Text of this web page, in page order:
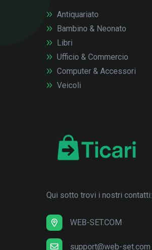
Antiquariato
Bambino & Neonato
Libri
Ufficio & Commercio
Computer & Accessori
Veicoli
Qui sotto trovi i nostri contatti:
WEB-SET.COM
support@web-set.com